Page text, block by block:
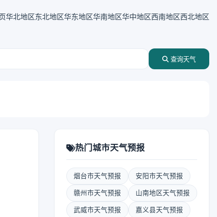
华北地区东北地区华东地区华南地区华中地区西南地区西北地区
查询天气
热门城市天气预报
烟台市天气预报 安阳市天气预报
赣州市天气预报 山南地区天气预报
武威市天气预报 嘉义县天气预报